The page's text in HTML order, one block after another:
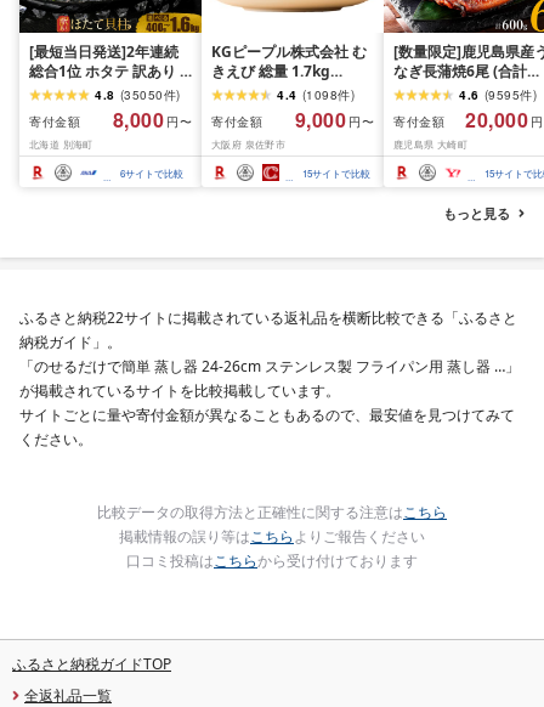
[最短当日発送]2年連続
総合1位 ホタテ 訳あり (
ふるさと納税 ほたて ふ
るさと納税 訳あり 帆立
ふるさと わけあり ホタ
テ貝柱 貝 人気 不揃い 刺
身 規格外 魚介 ランキン
グ 海鮮 冷凍 発送時期が
4.8 (35050件)
寄付金額
8,000 円〜
北海道 別海町
6サイトで比較
KGピープル株式会社 む
きえび 総量 1.7kg
(850g×2P) 特大 5Lサイ
ズ バナメイエビ バラ凍
結 下処理不要 サイズ不
揃い 訳あり
4.4 (1098件)
寄付金額
9,000 円〜
大阪府 泉佐野市
15サイトで比較
[数量限定]鹿児島県産
なぎ長蒲焼6尾 (合計
600g以上)4.6 (9595件)
寄付金額
20,000
鹿児島県 大崎町
15サイトで
もっと見る
ふるさと納税22サイトに掲載されている返礼品を横断比較できる「ふるさと
納税ガイド」。
「のせるだけで簡単 蒸し器 24-26cm ステンレス製 フライパン用 蒸し器 …」
が掲載されているサイトを比較掲載しています。
サイトごとに量や寄付金額が異なることもあるので、最安値を見つけてみて
ください。
比較データの取得方法と正確性に関する注意はこちら
掲載情報の誤り等はこちらよりご報告ください
口コミ投稿はこちらから受け付けております
ふるさと納税ガイドTOP
全返礼品一覧